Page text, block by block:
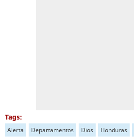
Tags:
Alerta Departamentos Dios Honduras